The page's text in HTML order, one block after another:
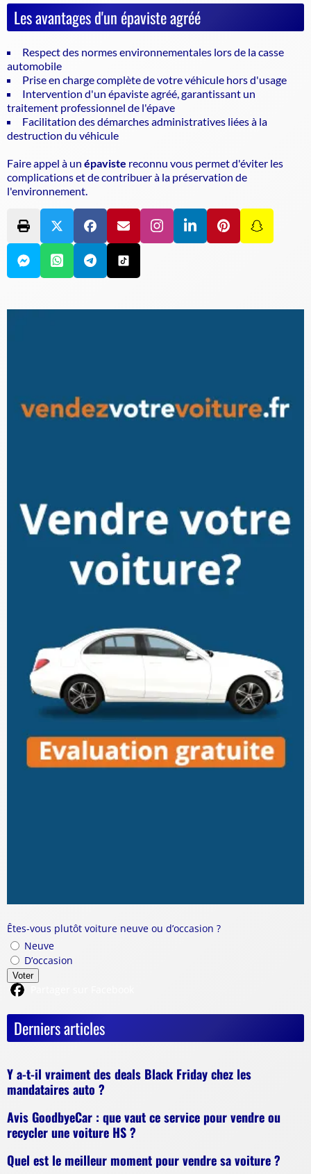
Les avantages d'un épaviste agréé
Respect des normes environnementales lors de la casse
automobile
Prise en charge complète de votre véhicule hors d'usage
Intervention d'un épaviste agréé, garantissant un
traitement professionnel de l'épave
Facilitation des démarches administratives liées à la
destruction du véhicule
Faire appel à un épaviste reconnu vous permet d'éviter les
complications et de contribuer à la préservation de
l'environnement.
Êtes-vous plutôt voiture neuve ou d’occasion ?
Neuve
D’occasion
Voter
Derniers articles
Y a-t-il vraiment des deals Black Friday chez les
mandataires auto ?
Avis GoodbyeCar : que vaut ce service pour vendre ou
recycler une voiture HS ?
Quel est le meilleur moment pour vendre sa voiture ?